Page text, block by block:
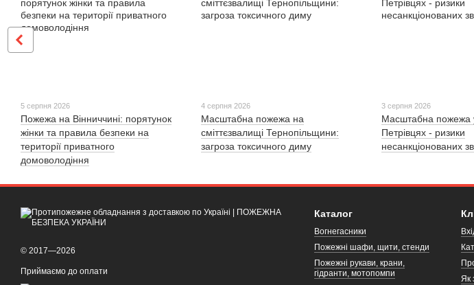
5 серпня 2026
Пожежа на Вінниччині: порятунок
жінки та правила безпеки на
території приватного
домоволодіння
4 серпня 2026
Масштабна пожежа на
сміттєзвалищі Тернопільщини:
загроза токсичного диму
3 серпня 2026
Масштабна пожежа
Петрівцях - ризики
несанкціонованих
© 2017—2026
Приймаємо до оплати
Каталог
Вогнегасники
Пожежні шафи, щити, стенди
Пожежні рукави, крани,
гідранти, мотопомпи
Як